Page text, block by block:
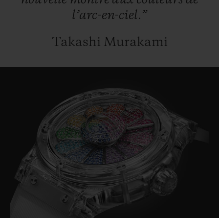
l’arc-en-ciel.”
Takashi Murakami